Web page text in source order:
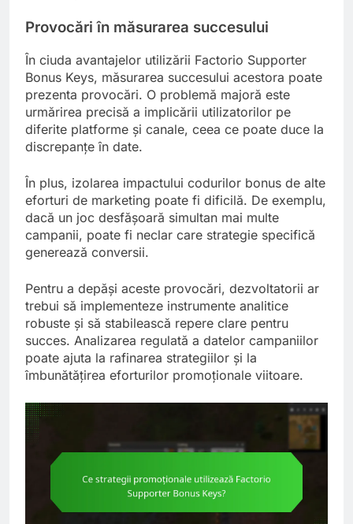
Provocări în măsurarea succesului
În ciuda avantajelor utilizării Factorio Supporter
Bonus Keys, măsurarea succesului acestora poate
prezenta provocări. O problemă majoră este
urmărirea precisă a implicării utilizatorilor pe
diferite platforme și canale, ceea ce poate duce la
discrepanțe în date.
În plus, izolarea impactului codurilor bonus de alte
eforturi de marketing poate fi dificilă. De exemplu,
dacă un joc desfășoară simultan mai multe
campanii, poate fi neclar care strategie specifică
generează conversii.
Pentru a depăși aceste provocări, dezvoltatorii ar
trebui să implementeze instrumente analitice
robuste și să stabilească repere clare pentru
succes. Analizarea regulată a datelor campaniilor
poate ajuta la rafinarea strategiilor și la
îmbunătățirea eforturilor promoționale viitoare.